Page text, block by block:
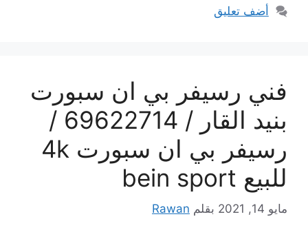
أضف تعليق
فني رسيفر بي ان سبورت
بنيد القار / 69622714 /
رسيفر بي ان سبورت 4k
للبيع bein sport
مايو 14, 2021 بقلم Rawan